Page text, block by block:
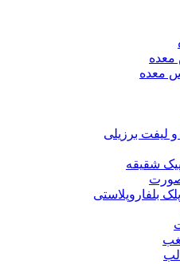
معده
معده
لیفت برزیلی
شقیقه
بلفاروپلاستی
لب